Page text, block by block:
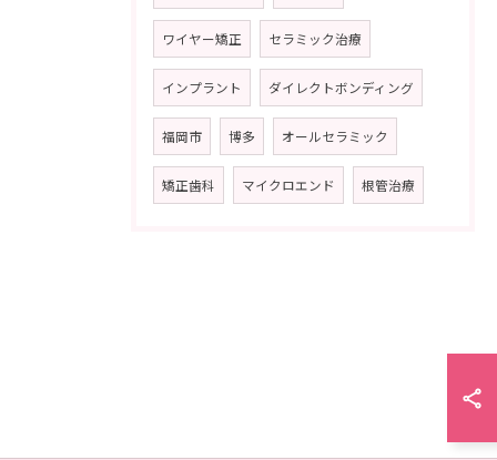
ワイヤー矯正 セラミック治療
インプラント ダイレクトボンディング
福岡市 博多 オールセラミック
矯正歯科 マイクロエンド 根管治療